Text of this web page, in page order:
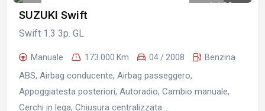
1 /23
SUZUKI Swift
Swift 1.3 3p. GL
Manuale 173.000 Km 04 / 2008 Benzina
ABS, Airbag conducente, Airbag passeggero,
Appoggiatesta posteriori, Autoradio, Cambio manuale,
Cerchi in lega, Chiusura centralizzata...